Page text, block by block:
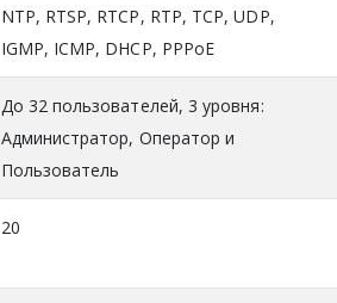
NTP, RTSP, RTCP, RTP, TCP, UDP,
IGMP, ICMP, DHCP, PPPoE
До 32 пользователей, 3 уровня:
Администратор, Оператор и
Пользователь
20